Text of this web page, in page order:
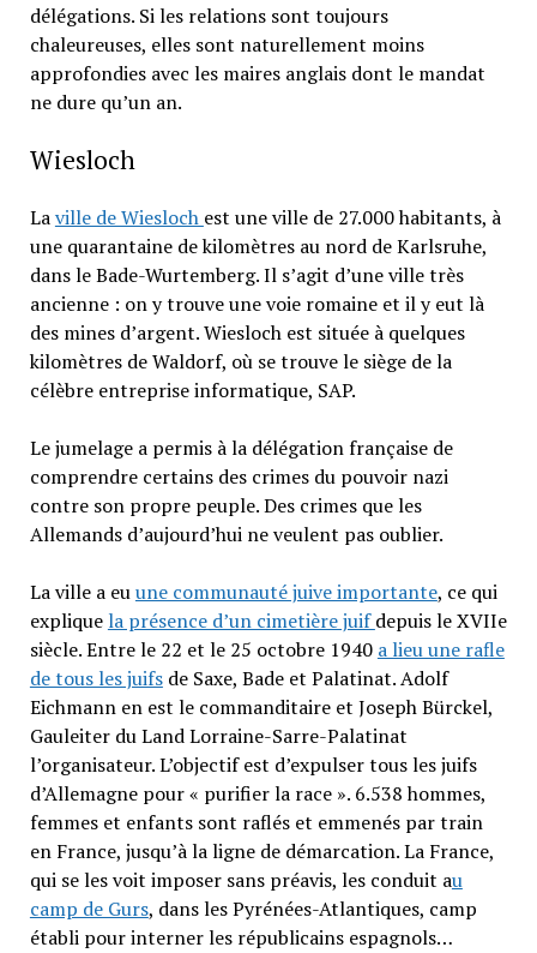
délégations. Si les relations sont toujours
chaleureuses, elles sont naturellement moins
approfondies avec les maires anglais dont le mandat
ne dure qu’un an.
Wiesloch
Laville de Wiesloch est une ville de 27.000 habitants, à
une quarantaine de kilomètres au nord de Karlsruhe,
dans le Bade-Wurtemberg. Il s’agit d’une ville très
ancienne : on y trouve une voie romaine et il y eut là
des mines d’argent. Wiesloch est située à quelques
kilomètres de Waldorf, où se trouve le siège de la
célèbre entreprise informatique, SAP.
Le jumelage a permis à la délégation française de
comprendre certains des crimes du pouvoir nazi
contre son propre peuple. Des crimes que les
Allemands d’aujourd’hui ne veulent pas oublier.
La ville a euune communauté juive importante, ce qui
explique la présence d’un cimetière juifdepuis le XVIIe
siècle. Entre le 22 et le 25 octobre 1940 a lieu une rafle
de tous les juifsde Saxe, Bade et Palatinat. Adolf
Eichmann en est le commanditaire et Joseph Bürckel,
Gauleiter du Land Lorraine-Sarre-Palatinat
l’organisateur. L’objectif est d’expulser tous les juifs
d’Allemagne pour « purifier la race ». 6.538 hommes,
femmes et enfants sont raflés et emmenés par train
en France, jusqu’à la ligne de démarcation. La France,
qui se les voit imposer sans préavis, les conduit au
camp de Gurs, dans les Pyrénées-Atlantiques, camp
établi pour interner les républicains espagnols…